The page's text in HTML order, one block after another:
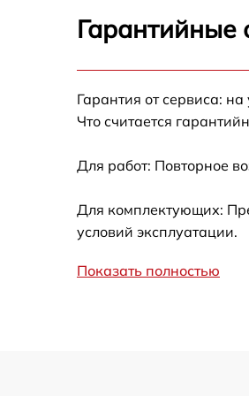
Замена
M700GPUC2GBK
M700GPUC2GBK
M700GPUC2GBK
Ремонт датчика
Гарантийные
Гарантия от сервиса:
Что считается
Для работ: Повторное
Для комплектующих:
условий эксплуатации.
Показать полностью